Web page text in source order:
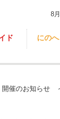
8
ド にの
催のお知らせ